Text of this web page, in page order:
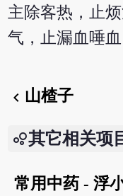
主除客热，止
气，止漏血唾
chevron_left 山楂子
其它相关项
常用中药 - 浮